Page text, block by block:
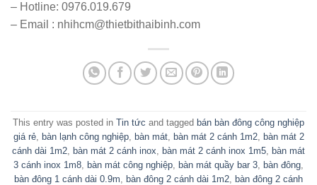
– Hotline: 0976.019.679
– Email : nhihcm@thietbithaibinh.com
This entry was posted in Tin tức and tagged bán bàn đông công nghiệp
giá rẻ, bàn lạnh công nghiệp, bàn mát, bàn mát 2 cánh 1m2, bàn mát 2
cánh dài 1m2, bàn mát 2 cánh inox, bàn mát 2 cánh inox 1m5, bàn mát
3 cánh inox 1m8, bàn mát công nghiệp, bàn mát quầy bar 3, bàn đông,
bàn đông 1 cánh dài 0.9m, bàn đông 2 cánh dài 1m2, bàn đông 2 cánh